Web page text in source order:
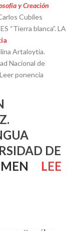
y Creación
Cubiles
“Tierra blanca”. LA
Artaloytia.
Nacional de
Leer ponencia
DE
LEE